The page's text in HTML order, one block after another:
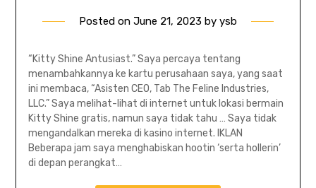
Posted on June 21, 2023 by ysb
“Kitty Shine Antusiast.” Saya percaya tentang
menambahkannya ke kartu perusahaan saya, yang saat
ini membaca, “Asisten CEO, Tab The Feline Industries,
LLC.” Saya melihat-lihat di internet untuk lokasi bermain
Kitty Shine gratis, namun saya tidak tahu … Saya tidak
mengandalkan mereka di kasino internet. IKLAN
Beberapa jam saya menghabiskan hootin ‘serta hollerin’
di depan perangkat…